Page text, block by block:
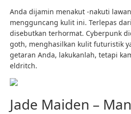
Anda dijamin menakut -nakuti
mengguncang kulit ini. Terlepas
disebutkan terhormat. Cyberpunk
goth, menghasilkan kulit futuristik
getaran Anda, lakukanlah, tetapi
eldritch.
Jade Maiden –